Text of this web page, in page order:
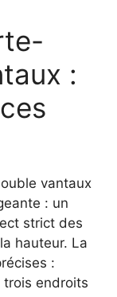
:
vantaux
: un
strict des
hauteur. La
:
trois endroits